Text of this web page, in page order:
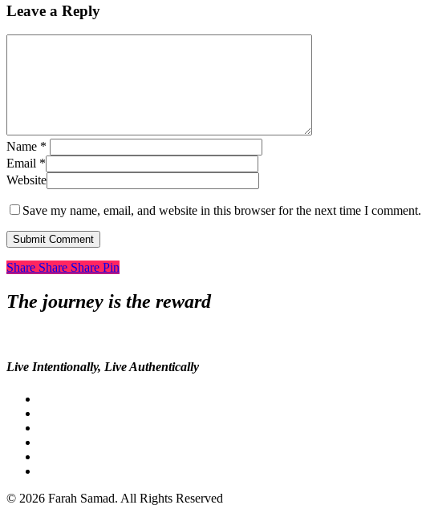
Leave a Reply
Name *
Email *
Website
Save my name, email, and website in this browser for the next time I comment.
Share
Share Share Share Pin
The journey is the reward
Live Intentionally, Live Authentically
© 2026 Farah Samad. All Rights Reserved